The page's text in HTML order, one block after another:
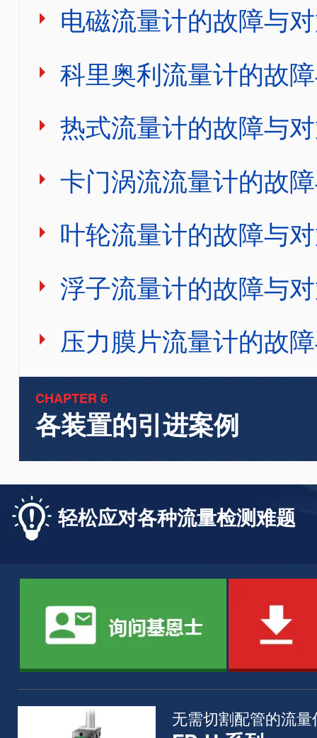
电磁流量计的故障与
科里奥利流量计的故
热式流量计的故障与
卡门涡流流量计的故
叶轮流量计的故障与
浮子流量计的故障与
压力膜片流量计的故
CHAPTER 6
各装置的引进案例
轻松应对各种流量检测难题
无需切割配管的流